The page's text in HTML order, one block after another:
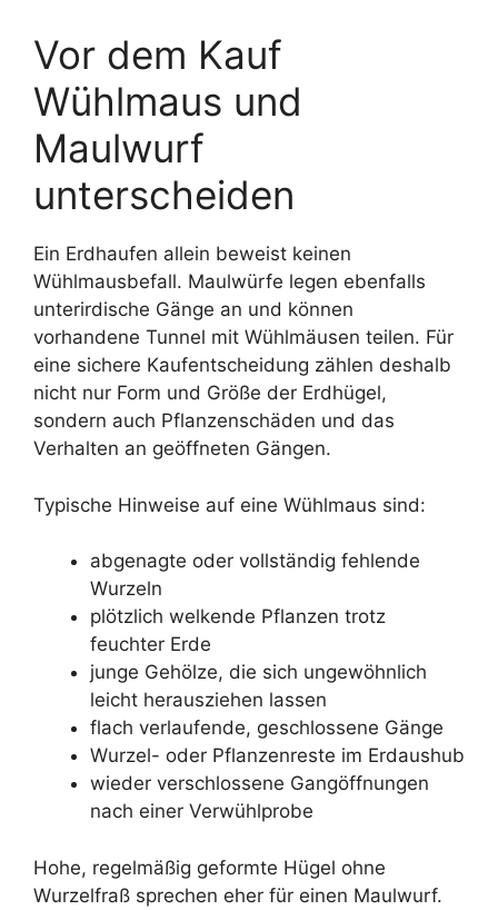
Vor dem Kauf
Wühlmaus und
Maulwurf
unterscheiden
Ein Erdhaufen allein beweist keinen
Wühlmausbefall. Maulwürfe legen ebenfalls
unterirdische Gänge an und können
vorhandene Tunnel mit Wühlmäusen teilen. Für
eine sichere Kaufentscheidung zählen deshalb
nicht nur Form und Größe der Erdhügel,
sondern auch Pflanzenschäden und das
Verhalten an geöffneten Gängen.
Typische Hinweise auf eine Wühlmaus sind:
abgenagte oder vollständig fehlende
Wurzeln
plötzlich welkende Pflanzen trotz
feuchter Erde
junge Gehölze, die sich ungewöhnlich
leicht herausziehen lassen
flach verlaufende, geschlossene Gänge
Wurzel- oder Pflanzenreste im Erdaushub
wieder verschlossene Gangöffnungen
nach einer Verwühlprobe
Hohe, regelmäßig geformte Hügel ohne
Wurzelfraß sprechen eher für einen Maulwurf.